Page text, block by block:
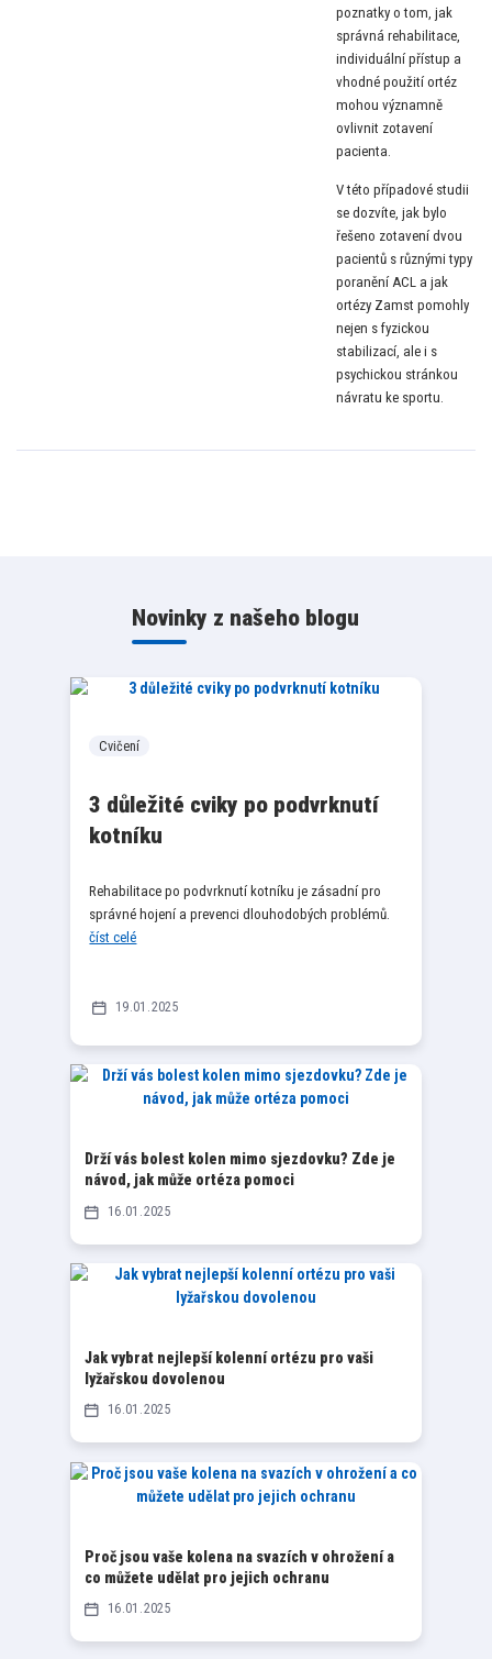
poznatky o tom, jak
správná rehabilitace,
individuální přístup a
vhodné použití ortéz
mohou významně
ovlivnit zotavení
pacienta.
V této případové studii
se dozvíte, jak bylo
řešeno zotavení dvou
pacientů s různými typy
poranění ACL a jak
ortézy Zamst pomohly
nejen s fyzickou
stabilizací, ale i s
psychickou stránkou
návratu ke sportu.
Novinky z našeho blogu
19 01 2025
Cvičení
3 důležité cviky po podvrknutí
kotníku
Rehabilitace po podvrknutí kotníku je zásadní pro
správné hojení a prevenci dlouhodobých problémů.
číst celé
16 01 2025
Drží vás bolest kolen mimo sjezdovku? Zde je
návod, jak může ortéza pomoci
16 01 2025
Jak vybrat nejlepší kolenní ortézu pro vaši
lyžařskou dovolenou
16 01 2025
Proč jsou vaše kolena na svazích v ohrožení a
co můžete udělat pro jejich ochranu